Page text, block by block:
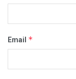
Email *